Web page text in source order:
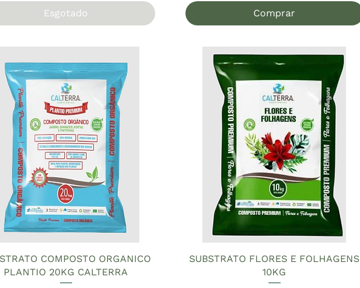
Esgotado Comprar
COMPOSTO ORGANICO
PLANTIO 20KG CALTERRA
SUBSTRATO FLORES E FOLHAGENS
10KG